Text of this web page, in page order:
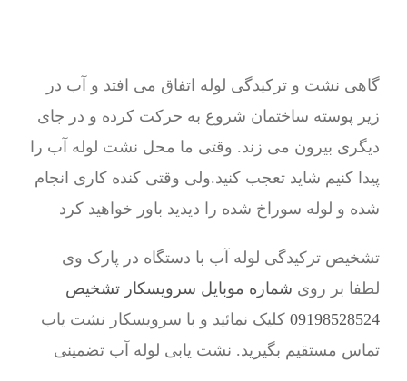
گاهی نشت و ترکیدگی لوله اتفاق می افتد و آب در
زیر پوسته ساختمان شروع به حرکت کرده و در جای
دیگری بیرون می زند. وقتی ما محل نشت لوله آب را
پیدا کنیم شاید تعجب کنید.ولی وقتی کنده کاری انجام
شده و لوله سوراخ شده را دیدید باور خواهید کرد
تشخیص ترکیدگی لوله آب با دستگاه در پارک وی
لطفا بر روی شماره موبایل سرویسکار تشخیص
09198528524 کلیک نمائید و با سرویسکار نشت یاب
تماس مستقیم بگیرید. نشت یابی لوله آب تضمینی